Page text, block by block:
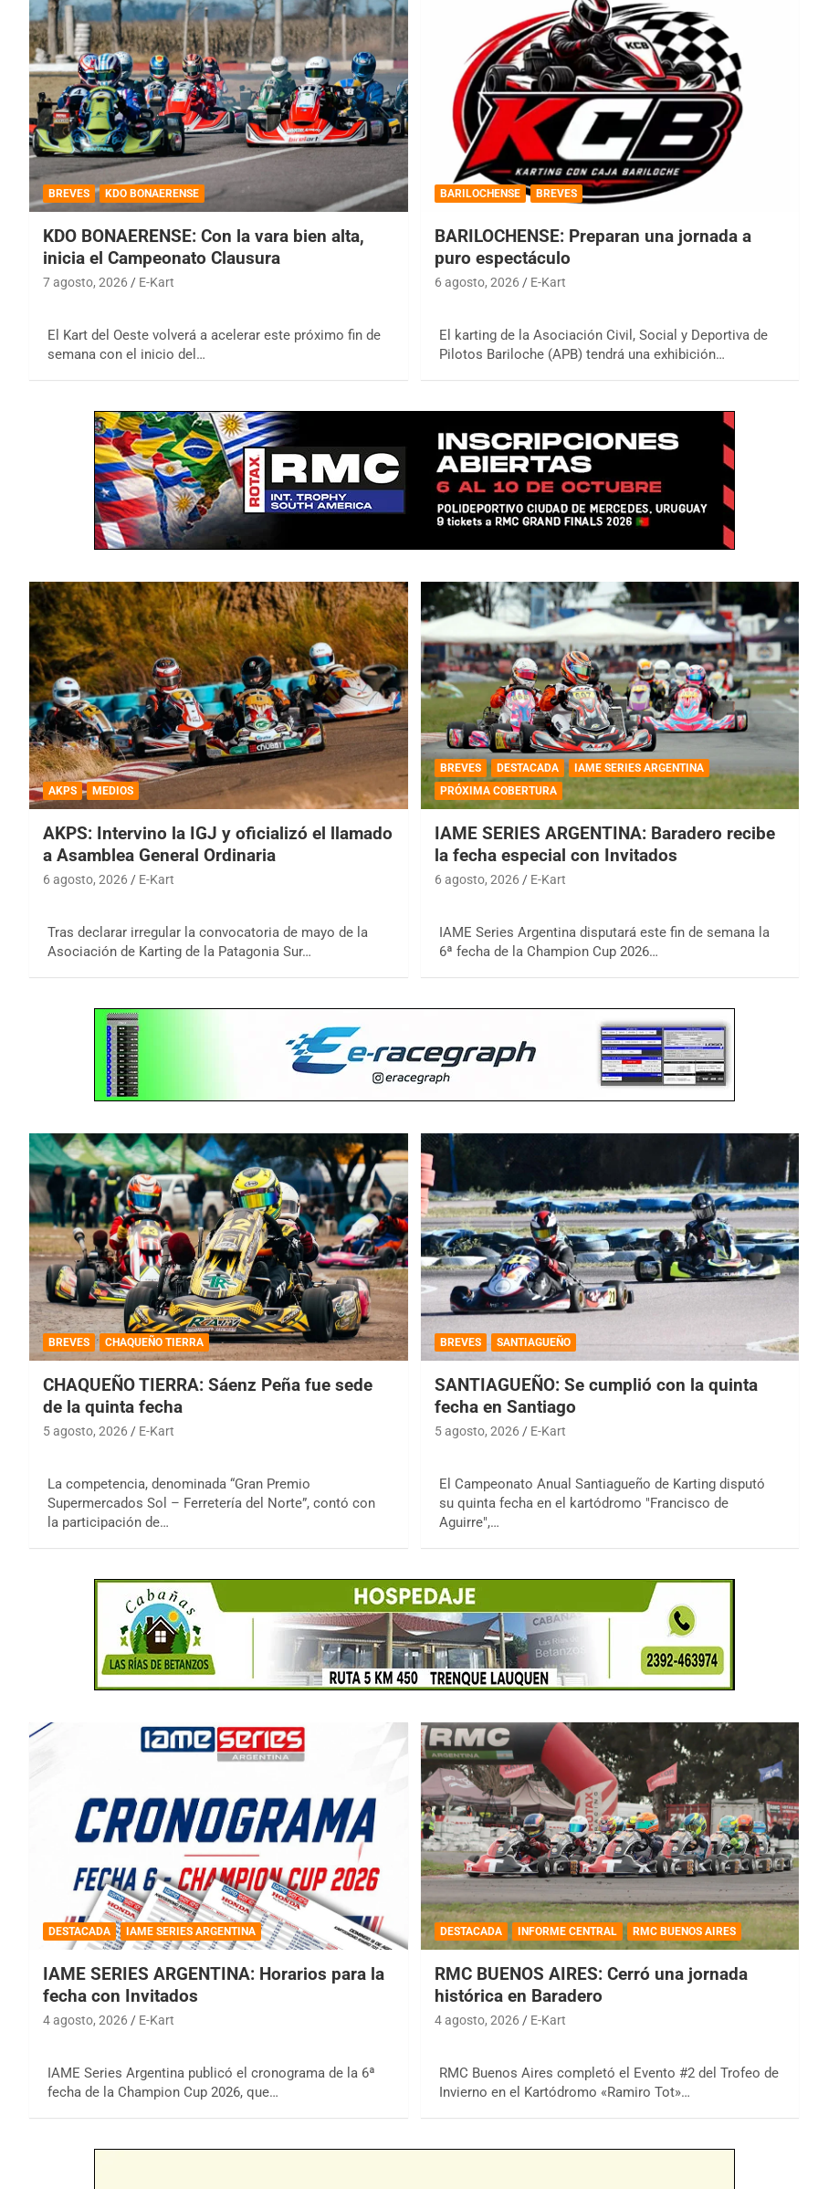
BREVES KDO BONAERENSE
KDO BONAERENSE: Con la vara bien alta,
inicia el Campeonato Clausura
7 agosto, 2026 E-Kart
El Kart del Oeste volverá a acelerar este próximo fin de
semana con el inicio del…
BARILOCHENSE BREVES
BARILOCHENSE: Preparan una jornada a
puro espectáculo
6 agosto, 2026 E-Kart
El karting de la Asociación Civil, Social y Deportiva de
Pilotos Bariloche (APB) tendrá una exhibición…
AKPS MEDIOS
AKPS: Intervino la IGJ y oficializó el llamado
a Asamblea General Ordinaria
6 agosto, 2026 E-Kart
Tras declarar irregular la convocatoria de mayo de la
Asociación de Karting de la Patagonia Sur…
BREVES DESTACADA
IAME SERIES ARGENTINA
PRÓXIMA COBERTURA
IAME SERIES ARGENTINA: Baradero recibe
la fecha especial con Invitados
6 agosto, 2026 E-Kart
IAME Series Argentina disputará este fin de semana la
6ª fecha de la Champion Cup 2026…
BREVES CHAQUEÑO TIERRA
CHAQUEÑO TIERRA: Sáenz Peña fue sede
de la quinta fecha
5 agosto, 2026 E-Kart
La competencia, denominada “Gran Premio
Supermercados Sol – Ferretería del Norte”, contó con
la participación de…
BREVES SANTIAGUEÑO
SANTIAGUEÑO: Se cumplió con la quinta
fecha en Santiago
5 agosto, 2026 E-Kart
El Campeonato Anual Santiagueño de Karting disputó
su quinta fecha en el kartódromo "Francisco de
Aguirre",…
DESTACADA IAME SERIES ARGENTINA
IAME SERIES ARGENTINA: Horarios para la
fecha con Invitados
4 agosto, 2026 E-Kart
IAME Series Argentina publicó el cronograma de la 6ª
fecha de la Champion Cup 2026, que…
DESTACADA INFORME CENTRAL RMC BUENOS AIRES
RMC BUENOS AIRES: Cerró una jornada
histórica en Baradero
4 agosto, 2026 E-Kart
RMC Buenos Aires completó el Evento #2 del Trofeo de
Invierno en el Kartódromo «Ramiro Tot»…